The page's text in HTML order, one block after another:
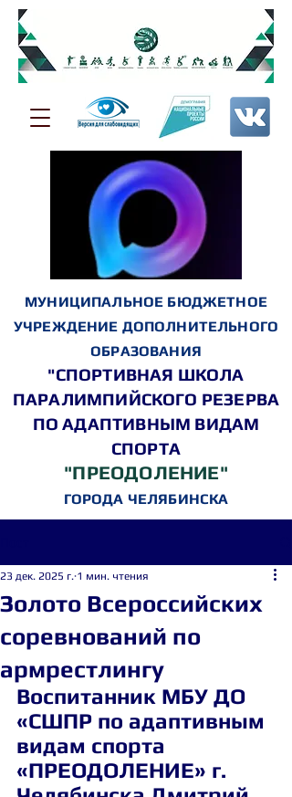
МУНИЦИПАЛЬНОЕ БЮДЖЕТНОЕ
УЧРЕЖДЕНИЕ ДОПОЛНИТЕЛЬНОГО
ОБРАЗОВАНИЯ
"СПОРТИВНАЯ ШКОЛА
ПАРАЛИМПИЙСКОГО РЕЗЕРВА
ПО АДАПТИВНЫМ ВИДАМ
СПОРТА
"ПРЕОДОЛЕНИЕ"
ГОРОДА ЧЕЛЯБИНСКА
Золото Всероссийских
соревнований по
армрестлингу
23 дек. 2025 г. 1 мин. чтения
Воспитанник МБУ ДО
«СШПР по адаптивным
видам спорта
«ПРЕОДОЛЕНИЕ» г.